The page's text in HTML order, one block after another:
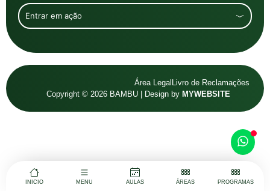
INICIO MENU AULAS ÁREAS PROGRAMAS
Entrar em ação
Copyright © 2026 BAMBU | Design by MYWEBSITE
Livro de Reclamações
Área Legal